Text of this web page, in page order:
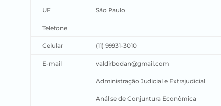
UF São Paulo
Telefone
Celular (11) 99931-3010
E-mail valdirbodan@gmail.com
Administração Judicial e Extrajudicial
Análise de Conjuntura Econômica